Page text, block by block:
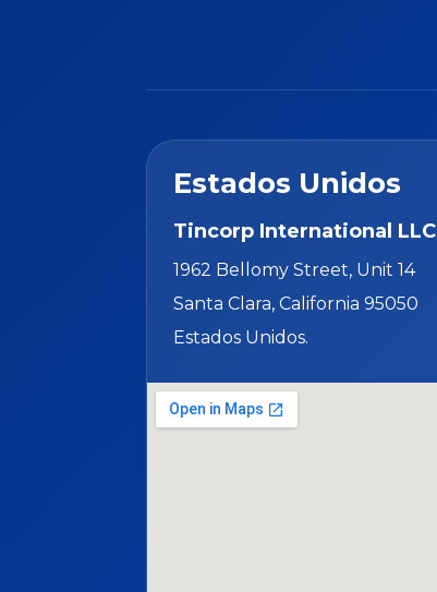
Estados Unidos
Tincorp International LLC
1962 Bellomy Street, Unit 14
Santa Clara, California 95050
Estados Unidos.